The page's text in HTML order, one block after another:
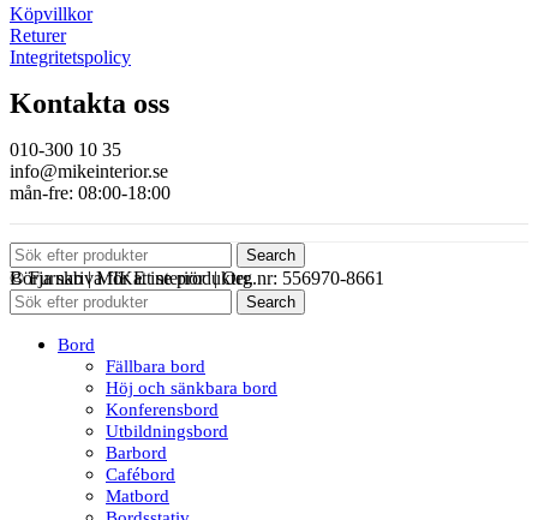
Köpvillkor
Returer
Integritetspolicy
Kontakta oss
010-300 10 35
info@mikeinterior.se
mån-fre: 08:00-18:00
© Furnab | MIKE interiör | Org.nr: 556970-8661
Search
Börja skriva för att se produkter.
Search
Bord
Fällbara bord
Höj och sänkbara bord
Konferensbord
Utbildningsbord
Barbord
Cafébord
Matbord